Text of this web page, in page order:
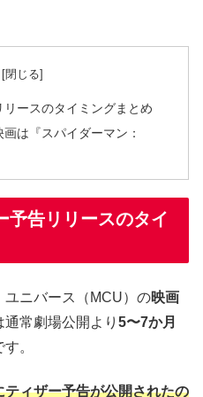
ースのタイミングまとめ
は『スパイダーマン：
予告リリースのタイ
ユニバース（MCU）の映画
通常劇場公開より 5〜7か月
。
ィザー予告が公開されたの